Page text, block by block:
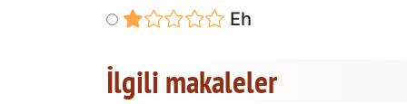
Eh
İlgili makaleler